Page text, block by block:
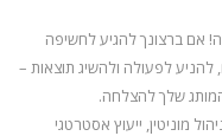
אם ברצונך להגיע לחשיפה
להניעלפעולה ולהשיג תוצאות –
שלך להצלחה.
מוניטין, ייעוץ אסטרטגי